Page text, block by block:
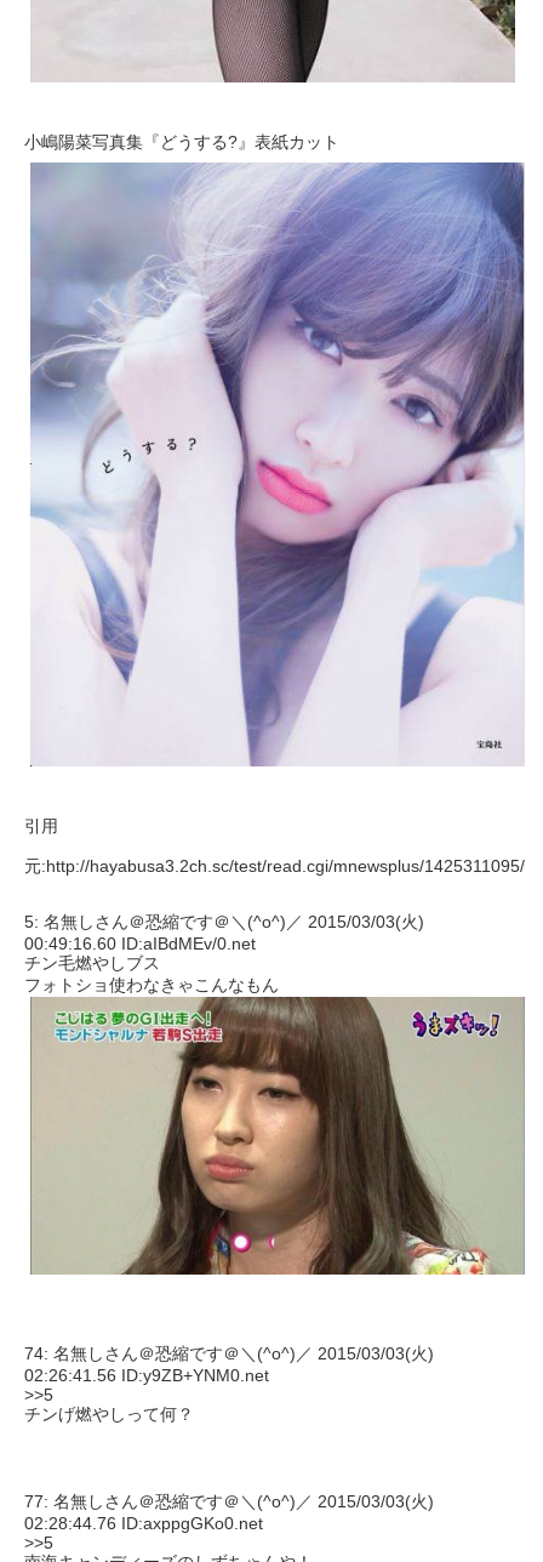
小嶋陽菜写真集『どうする?』表紙カット
引用
元:http://hayabusa3.2ch.sc/test/read.cgi/mnewsplus/1425311095/
5: 名無しさん＠恐縮です＠＼(^o^)／ 2015/03/03(火)
00:49:16.60 ID:aIBdMEv/0.net
チン毛燃やしブス
フォトショ使わなきゃこんなもん
74: 名無しさん＠恐縮です＠＼(^o^)／ 2015/03/03(火)
02:26:41.56 ID:y9ZB+YNM0.net
>>5
チンげ燃やしって何？
77: 名無しさん＠恐縮です＠＼(^o^)／ 2015/03/03(火)
02:28:44.76 ID:axppgGKo0.net
>>5